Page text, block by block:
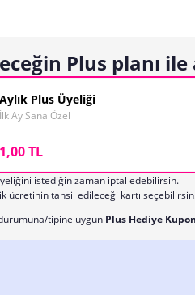
Plus planı
Aylık Plus Üyeliği
İlk Ay Sana Özel
1,00 TL
istediğin zaman iptal edebilirsin.
ücretinin tahsil edileceği kartı
tipine uygun Plus Hediye